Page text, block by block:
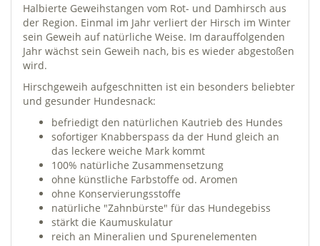
Halbierte Geweihstangen vom Rot- und Damhirsch aus
der Region. Einmal im Jahr verliert der Hirsch im Winter
sein Geweih auf natürliche Weise. Im darauffolgenden
Jahr wächst sein Geweih nach, bis es wieder abgestoßen
wird.
Hirschgeweih aufgeschnitten ist ein besonders beliebter
und gesunder Hundesnack:
befriedigt den natürlichen Kautrieb des Hundes
sofortiger Knabberspass da der Hund gleich an
das leckere weiche Mark kommt
100% natürliche Zusammensetzung
ohne künstliche Farbstoffe od. Aromen
ohne Konservierungsstoffe
natürliche "Zahnbürste" für das Hundegebiss
stärkt die Kaumuskulatur
reich an Mineralien und Spurenelementen